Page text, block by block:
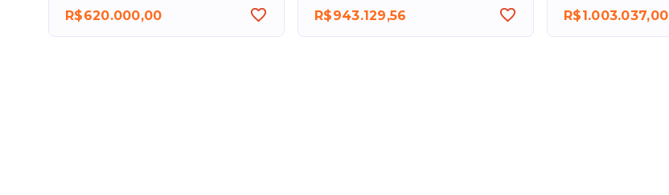
R$620.000,00 R$943.129,56 R$1.003.037,00